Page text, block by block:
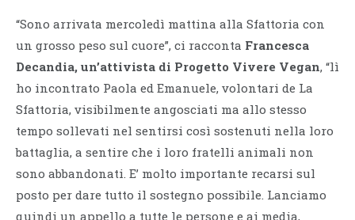
“Sono arrivata mercoledì mattina alla Sfattoria con
un grosso peso sul cuore”, ci racconta Francesca
Decandia, un’attivista di Progetto Vivere Vegan, “lì
ho incontrato Paola ed Emanuele, volontari de La
Sfattoria, visibilmente angosciati ma allo stesso
tempo sollevati nel sentirsi così sostenuti nella loro
battaglia, a sentire che i loro fratelli animali non
sono abbandonati. E’ molto importante recarsi sul
posto per dare tutto il sostegno possibile. Lanciamo
quindi un appello a tutte le persone e ai media,